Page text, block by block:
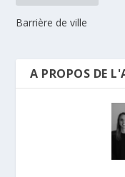
Barrière de ville
A PROPOS DE